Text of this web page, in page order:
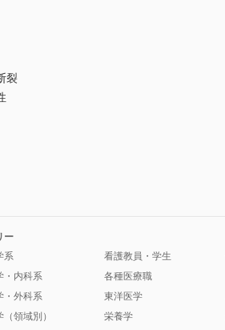
裂
ー
系
・内科系
・外科系
領域別）
看護教員・学生
各種医療職
東洋医学
栄養学